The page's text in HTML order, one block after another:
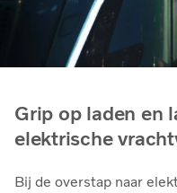
Grip op laden en
elektrische
Bij de overstap naar